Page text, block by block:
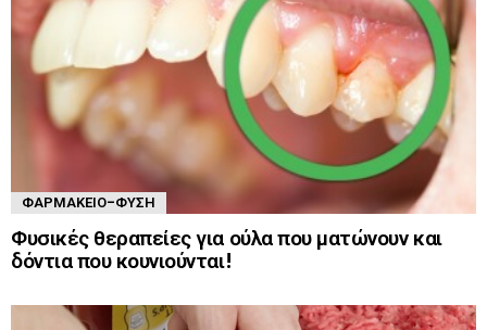
ΦΑΡΜΑΚΕΊΟ-ΦΎΣΗ
Φυσικές θεραπείες για ούλα που ματώνουν και
δόντια που κουνιούνται!